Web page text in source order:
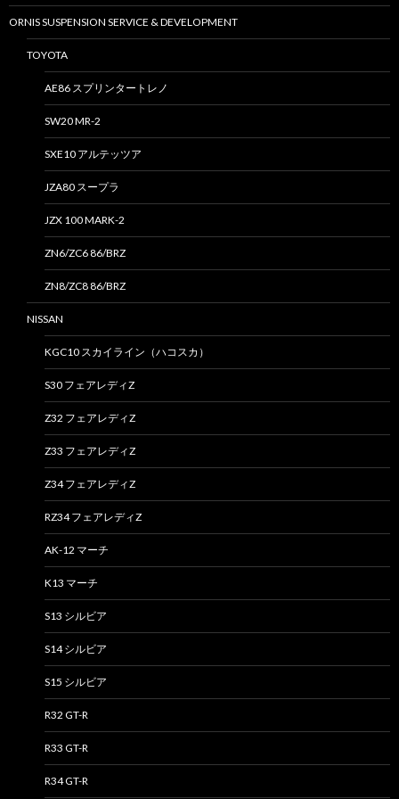
ORNIS SUSPENSION SERVICE & DEVELOPMENT
TOYOTA
AE86 スプリンタートレノ
SW20 MR-2
SXE10 アルテッツア
JZA80 スープラ
JZX 100 MARK-2
ZN6/ZC6 86/BRZ
ZN8/ZC8 86/BRZ
NISSAN
KGC10 スカイライン（ハコスカ）
S30 フェアレディZ
Z32 フェアレディZ
Z33 フェアレディZ
Z34 フェアレディZ
RZ34 フェアレディZ
AK-12 マーチ
K13 マーチ
S13 シルビア
S14 シルビア
S15 シルビア
R32 GT-R
R33 GT-R
R34 GT-R